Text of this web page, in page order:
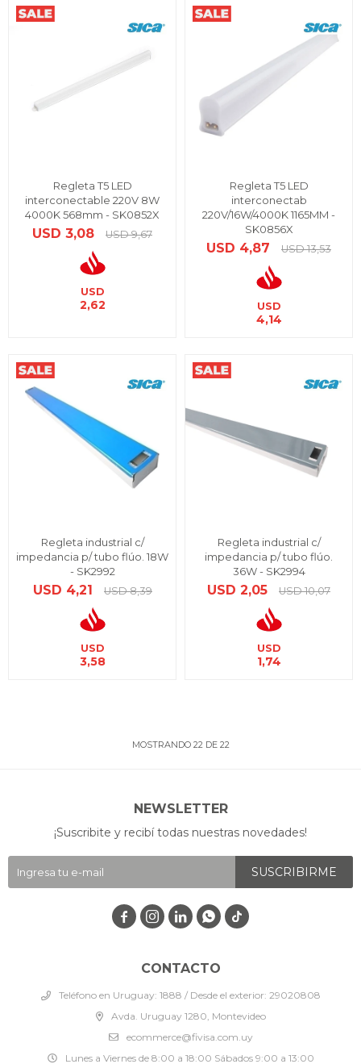
Regleta T5 LED
interconectable 220V 8W
4000K 568mm - SK0852X
USD 3,08 USD 9,67
USD
2,62
Regleta T5 LED
interconectab
220V/16W/4000K 1165MM -
SK0856X
USD 4,87 USD 13,53
USD
4,14
Regleta industrial c/
impedancia p/ tubo flúo. 18W
- SK2992
USD 4,21 USD 8,39
USD
3,58
Regleta industrial c/
impedancia p/ tubo flúo.
36W - SK2994
USD 2,05 USD 10,07
USD
1,74
MOSTRANDO 22DE 22
CONTACTO
Teléfono en Uruguay: 1888 / Desde el exterior: 29020808
Avda. Uruguay 1280, Montevideo
ecommerce@fivisa.com.uy
Lunes a Viernes de 8:00 a 18:00 Sábados 9:00 a 13:00
NEWSLETTER
¡Suscribite y recibí todas nuestras novedades!
SUSCRIBIRME
   